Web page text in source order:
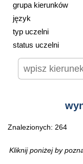
grupa kierunków
język
typ uczelni
status uczelni
Znalezionych: 264
Kliknij poniżej by